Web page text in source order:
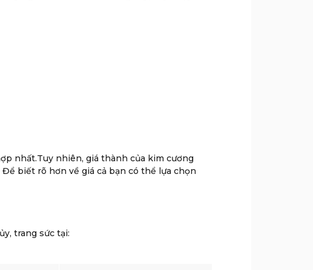
nhất.Tuy nhiên, giá thành của kim cương
biết rõ hơn về giá cả bạn có thể lựa chọn
trang sức tại: